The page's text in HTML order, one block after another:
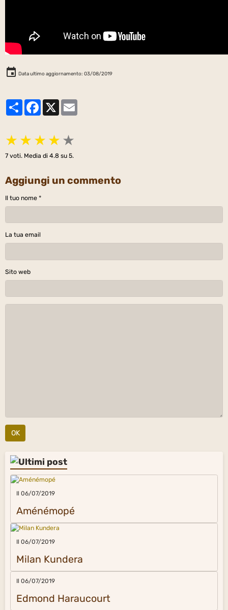
Data ultimo aggiornamento: 03/08/2019
PartagerFacebook
X
★ ★ ★ ★ ★
7 voti. Media di 4.8 su 5.
Aggiungi un commento
Il tuo nome
La tua email
Sito web
OK
Il 06/07/2019
Aménémopé
Il 06/07/2019
Milan Kundera
Il 06/07/2019
Edmond Haraucourt